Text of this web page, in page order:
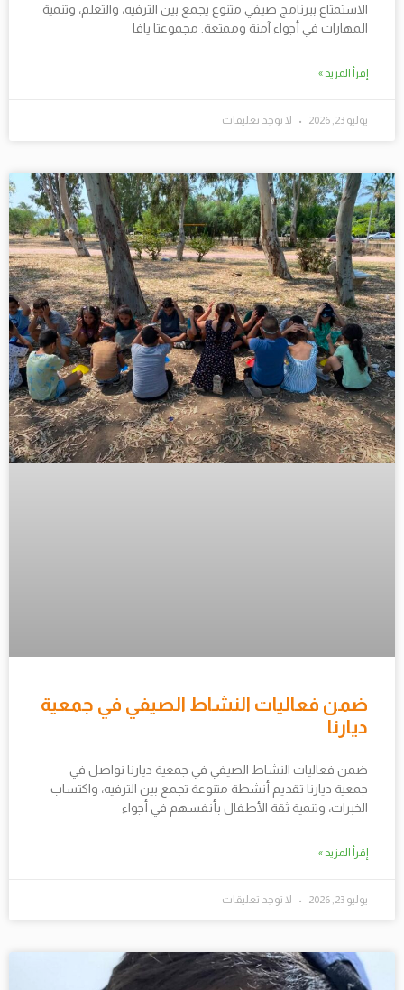
الاستمتاع ببرنامج صيفي متنوع يجمع بين الترفيه، والتعلم، وتنمية
المهارات في أجواء آمنة وممتعة. مجموعتا يافا
إقرأ المزيد »
يوليو 23, 2026 لا توجد تعليقات
ضمن فعاليات النشاط الصيفي في جمعية
ديارنا
ضمن فعاليات النشاط الصيفي في جمعية ديارنا نواصل في
جمعية ديارنا تقديم أنشطة متنوعة تجمع بين الترفيه، واكتساب
الخبرات، وتنمية ثقة الأطفال بأنفسهم في أجواء
إقرأ المزيد »
يوليو 23, 2026 لا توجد تعليقات